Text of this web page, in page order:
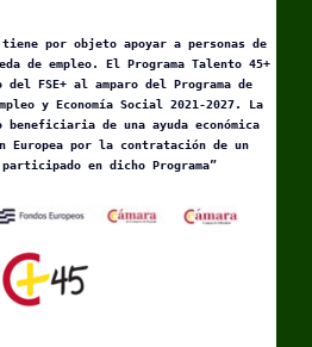
tiene por objeto apoyar a personas de
de empleo. El Programa Talento 45+
FSE+ al amparo del Programa de
y Economía Social 2021-2027. La
beneficiaria de una ayuda económica
Europea por la contratación de un
en dicho Programa”